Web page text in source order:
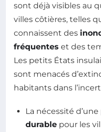
sont déjà visibles au
villes côtières, telles
connaissent des
fréquentes et des
Les petits États
sont menacés
habitants dans
La nécessité d’une
durable pour les